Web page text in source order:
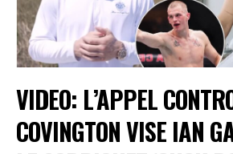
VIDEO: L’APPEL
COVINGTON VISE IAN